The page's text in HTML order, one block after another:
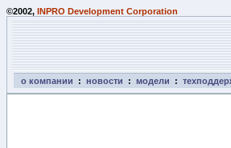
©2002, INPRO Development Corporation
о компании : новости : модели :